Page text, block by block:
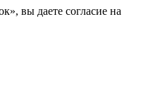
вы даете согласие на